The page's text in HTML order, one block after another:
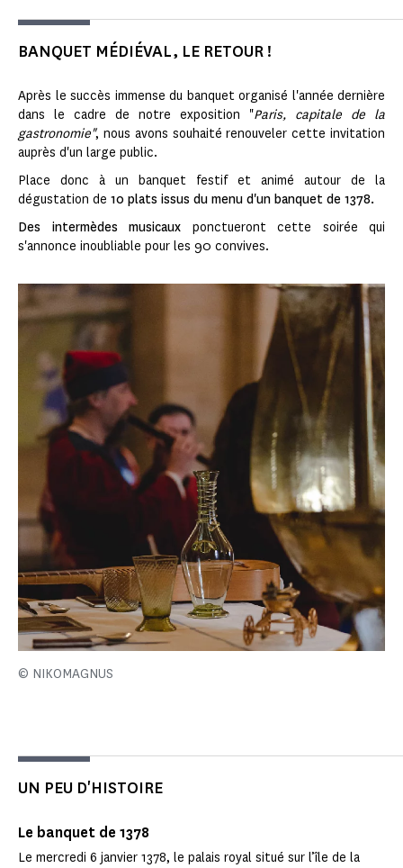
BANQUET MÉDIÉVAL, LE RETOUR !
Après le succès immense du banquet organisé l'année dernière
dans le cadre de notre exposition "Paris, capitale de la
gastronomie", nous avons souhaité renouveler cette invitation
auprès d'un large public.
Place donc à un banquet festif et animé autour de la
dégustation de 10 plats issus du menu d'un banquet de 1378.
Des intermèdes musicaux ponctueront cette soirée qui
s'annonce inoubliable pour les 90 convives.
© NIKOMAGNUS
UN PEU D'HISTOIRE
Le banquet de 1378
Le mercredi 6 janvier 1378, le palais royal situé sur l’île de la